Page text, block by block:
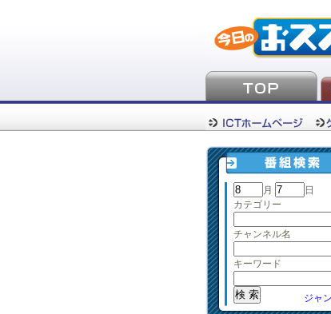
月
日
カテゴリー
チャンネル名
キーワード
ジャ